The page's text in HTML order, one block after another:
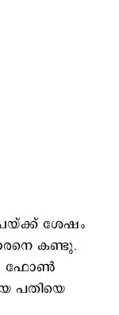
ശേഷം
കണ്ടു.
ഫോണ്‍
പതിയെ